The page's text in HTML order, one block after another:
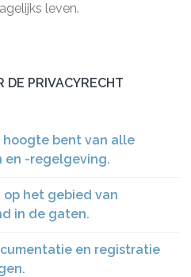
leven.
DE PRIVACYRECHT
hoogte bent van alle
en -regelgeving.
het gebied van
in de gaten.
en registratie